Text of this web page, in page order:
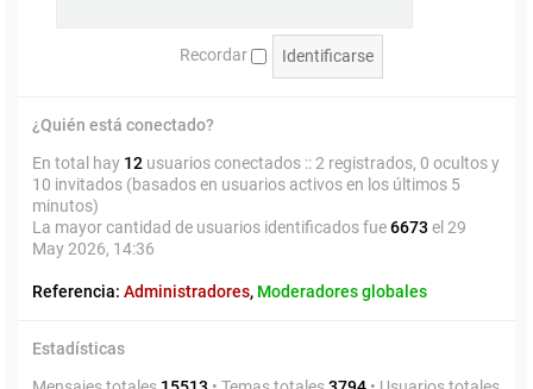
Recordar
¿Quién está conectado?
En total hay 12 usuarios conectados :: 2 registrados, 0 ocultos y
10 invitados (basados en usuarios activos en los últimos 5
minutos)
La mayor cantidad de usuarios identificados fue6673 el 29
May 2026, 14:36
Referencia: Administradores, Moderadores globales
Estadísticas